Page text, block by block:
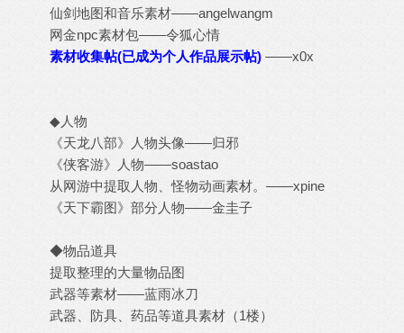
仙剑地图和音乐素材——angelwangm
网金npc素材包——令狐心情
素材收集帖(已成为个人作品展示帖) ——x0x
◆人物
《天龙八部》人物头像——归邪
《侠客游》人物——soastao
从网游中提取人物、怪物动画素材。 ——xpine
《天下霸图》部分人物——金圭子
◆物品道具
提取整理的大量物品图
武器等素材——蓝雨冰刀
武器、防具、药品等道具素材（1楼）